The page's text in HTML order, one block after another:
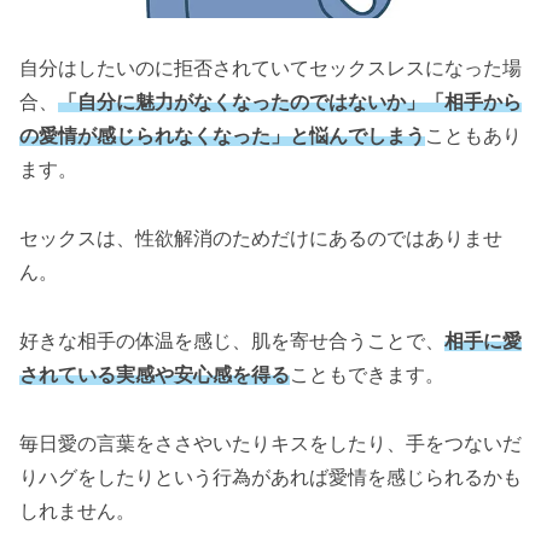
自分はしたいのに拒否されていてセックスレスになった場
合、 「自分に魅力がなくなったのではないか」「相手から
の愛情が感じられなくなった」と悩んでしまうこともあり
ます。
セックスは、性欲解消のためだけにあるのではありませ
ん。
好きな相手の体温を感じ、肌を寄せ合うことで、 相手に愛
されている実感や安心感を得ることもできます。
毎日愛の言葉をささやいたりキスをしたり、手をつないだ
りハグをしたりという行為があれば愛情を感じられるかも
しれません。